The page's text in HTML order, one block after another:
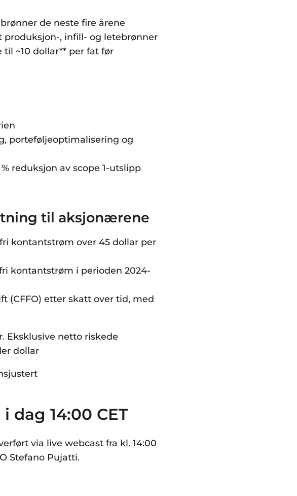
de neste fire årene
produksjon-, infill- og letebrønner
~10 dollar** per fat før
porteføljeoptimalisering og
reduksjon av scope 1-utslipp
til aksjonærene
kontantstrøm over 45 dollar per
kontantstrøm i perioden 2024-
(CFFO) etter skatt over tid, med
Eksklusive netto riskede
dollar
dag 14:00 CET
via live webcast fra kl. 14:00
Stefano Pujatti.